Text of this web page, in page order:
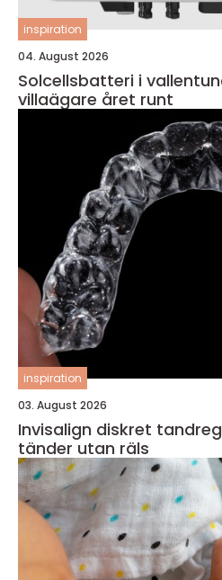
inspiration
04. August 2026
Solcellsbatteri i vallentuna smartare el
villaägare året runt
inspiration
03. August 2026
Invisalign diskret tandreglering för raka
tänder utan räls